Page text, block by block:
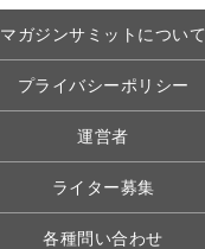
マガジンサミットについて
プライバシーポリシー
運営者
ライター募集
各種問い合わせ